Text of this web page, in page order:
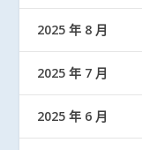
2025 年 8 月
2025 年 7 月
2025 年 6 月